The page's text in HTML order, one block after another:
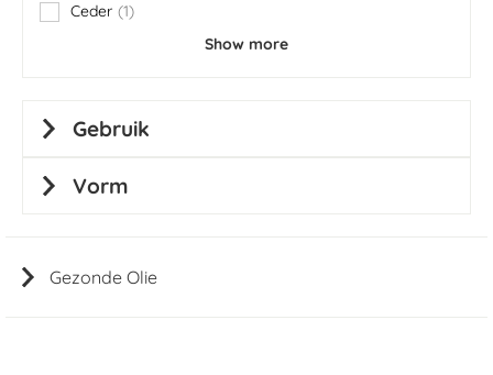
Gezonde Olie
Ceder 1
item
Show more
Gebruik
Vorm